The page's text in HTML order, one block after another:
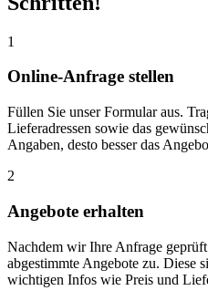
1
Online-Anfrage stellen
Füllen Sie unser Formular aus.
Lieferadressen sowie das
Angaben, desto besser das
2
Angebote erhalten
Nachdem wir Ihre Anfrage
abgestimmte Angebote zu. Diese
wichtigen Infos wie Preis und